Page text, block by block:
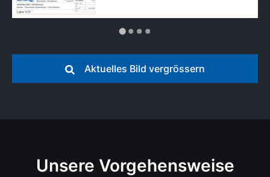
Aktuelles Bild vergrössern
Unsere Vorgehensweise